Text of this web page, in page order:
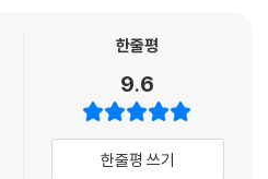
한줄평
9.6
한줄평 쓰기